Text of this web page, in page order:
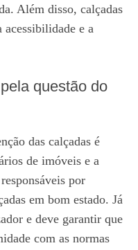
Além disso, calçadas
acessibilidade e a
questão do
das calçadas é
de imóveis e a
por
em bom estado. Já
e deve garantir que
com as normas